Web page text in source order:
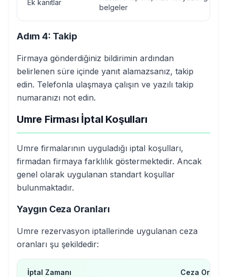
Ek kanıtlar
belgeler
Adım 4: Takip
Firmaya gönderdiğiniz bildirimin ardından
belirlenen süre içinde yanıt alamazsanız, takip
edin. Telefonla ulaşmaya çalışın ve yazılı takip
numaranızı not edin.
Umre Firması İptal Koşulları
Umre firmalarının uyguladığı iptal koşulları,
firmadan firmaya farklılık göstermektedir. Ancak
genel olarak uygulanan standart koşullar
bulunmaktadır.
Yaygın Ceza Oranları
Umre rezervasyon iptallerinde uygulanan ceza
oranları şu şekildedir:
İptal Zamanı Ceza Oranı